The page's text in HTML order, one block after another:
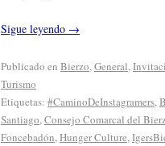
Sigue leyendo →
Publicado en Bierzo,General,
Turismo
Etiquetas: #CaminoDeInstagramers,
Santiago,Consejo Comarcal del
Foncebadón,Hunger Culture,